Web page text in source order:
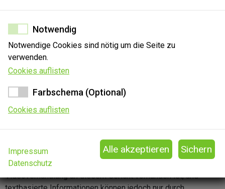
Sie können Ihre Erkenntnisse zu diesem Gericht gerne
mitteilen. Die Angabe, ob die technische Ausstattung für eine
Videoverhandlung an diesem Gericht vorhanden ist, und
Notwendig
Notwendige Cookies sind nötig um die Seite zu
verwenden.
Cookies auflisten
Farbschema (Optional)
Cookies auflisten
Impressum
Datenschutz